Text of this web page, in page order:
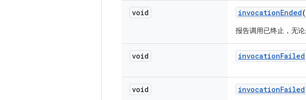
void invocationEnded
报告调用已终止，无
void invocationFailed
void invocationFailed